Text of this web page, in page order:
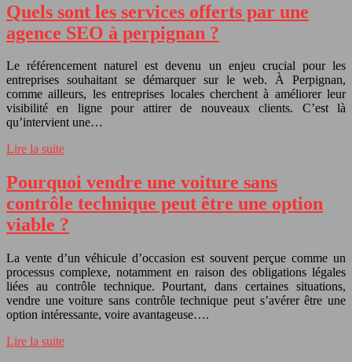
Quels sont les services offerts par une
agence SEO à perpignan ?
Le référencement naturel est devenu un enjeu crucial pour les
entreprises souhaitant se démarquer sur le web. À Perpignan,
comme ailleurs, les entreprises locales cherchent à améliorer leur
visibilité en ligne pour attirer de nouveaux clients. C’est là
qu’intervient une…
Lire la suite
Pourquoi vendre une voiture sans
contrôle technique peut être une option
viable ?
La vente d’un véhicule d’occasion est souvent perçue comme un
processus complexe, notamment en raison des obligations légales
liées au contrôle technique. Pourtant, dans certaines situations,
vendre une voiture sans contrôle technique peut s’avérer être une
option intéressante, voire avantageuse….
Lire la suite